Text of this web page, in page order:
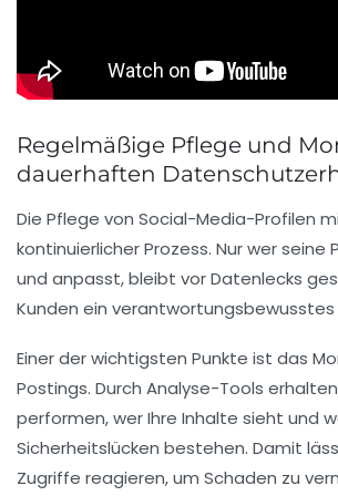
Regelmäßige Pflege und
dauerhaften
Die Pflege von Social-Media-Profilen
kontinuierlicher Prozess. Nur wer
und anpasst, bleibt vor Datenlecks
Kunden ein
Einer der wichtigsten Punkte ist das
Postings. Durch Analyse-Tools
performen, wer Ihre Inhalte sieht und
Sicherheitslücken bestehen. Damit
Zugriffe reagieren, um Schaden zu